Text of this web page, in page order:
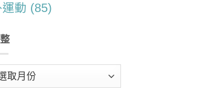
運動 (85)